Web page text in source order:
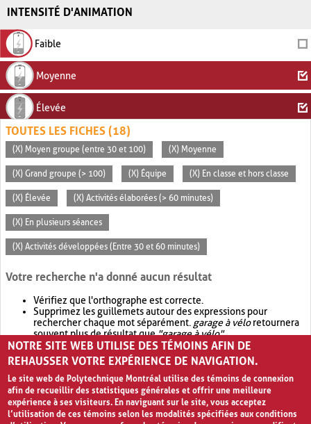
INTENSITÉ D'ANIMATION
Faible
Moyenne
Élevée
TOUTES LES FICHES (18)
(X) Moyen groupe (entre 30 et 100) (X) Moyenne
(X) Grand groupe (> 100) (X) Équipe (X) En classe et hors classe
(X) Élevée (X) Activités élaborées (> 60 minutes)
(X) En plusieurs séances
(X) Activités développées (Entre 30 et 60 minutes)
Votre recherche n'a donné aucun résultat
Vérifiez que l'orthographe est correcte.
Supprimez les guillemets autour des expressions pour
rechercher chaque mot séparément. garage à véloretournera
souvent plus de résultat que"garage à vélo".
Envisagez d'élargir votre recherche avec OR.garage OR vélo
retournera souvent plus de résultat quegarage à vélo
NOTRE SITE WEB UTILISE DES TÉMOINS AFIN DE
REHAUSSER VOTRE EXPÉRIENCE DE NAVIGATION.
Le site web de Polytechnique Montréal utilise des témoins de connexion
afin de recueillir des statistiques générales et offrir une meilleure
expérience à ses visiteurs. En naviguant sur le site, vous acceptez
l’utilisation de ces témoins selon les modalités spécifiées aux conditions